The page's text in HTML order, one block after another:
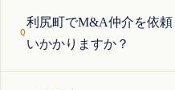
利尻町でM&A仲介を依
いかかりますか？